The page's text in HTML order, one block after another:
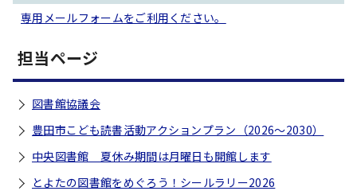
専用メールフォームをご利用ください。
担当ページ
図書館協議会
豊田市こども読書活動アクションプラン（2026～2030）
中央図書館 夏休み期間は月曜日も開館します
とよたの図書館をめぐろう！シールラリー2026